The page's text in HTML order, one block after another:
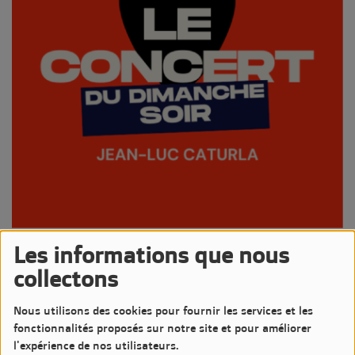
Les informations que nous
collectons
Nous utilisons des cookies pour fournir les services et les
fonctionnalités proposés sur notre site et pour améliorer
l'expérience de nos utilisateurs.
01 FÉVRIER 2026 - 1261 VUES
Écouter le podcast
Comme chaque dimanche Jean-Luc nous propose un Concert
pour mettre en lumière des artistes sur LM7 Radio, ce soir c'est
Simon and Garfunkel